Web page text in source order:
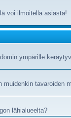
voi ilmoitella asiasta!
ympärille
muidenkin tavaroiden
lähialueelta?